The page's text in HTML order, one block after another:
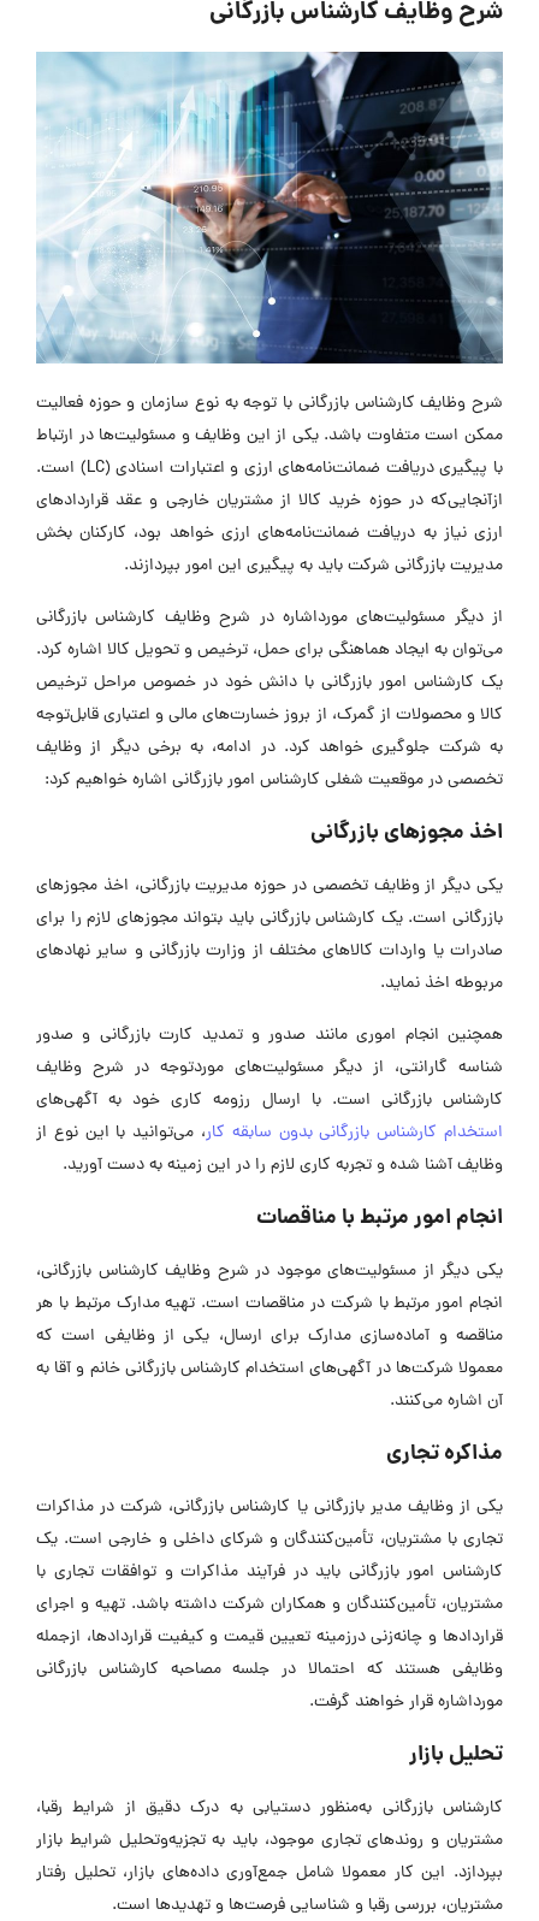
شرح وظایف کارشناس بازرگانی
شرح وظایف کارشناس بازرگانی با توجه به نوع سازمان و حوزه فعالیت
ممکن است متفاوت باشد. یکی از این وظایف و مسئولیت‌ها در ارتباط
با پیگیری دریافت ضمانت‌نامه‌های ارزی و اعتبارات اسنادی (LC) است.
ازآنجایی‌که در حوزه خرید کالا از مشتریان خارجی و عقد قراردادهای
ارزی نیاز به دریافت ضمانت‌نامه‌های ارزی خواهد بود، کارکنان بخش
مدیریت بازرگانی شرکت باید به پیگیری این امور بپردازند.
از دیگر مسئولیت‌های مورداشاره در شرح وظایف کارشناس بازرگانی
می‌توان به ایجاد هماهنگی برای حمل، ترخیص و تحویل کالا اشاره کرد.
یک کارشناس امور بازرگانی با دانش خود در خصوص مراحل ترخیص
کالا و محصولات از گمرک، از بروز خسارت‌های مالی و اعتباری قابل‌توجه
به شرکت‌ جلوگیری خواهد کرد. در ادامه، به برخی دیگر از وظایف
تخصصی در موقعیت شغلی کارشناس امور بازرگانی اشاره خواهیم کرد:
اخذ مجوزهای بازرگانی
یکی دیگر از وظایف تخصصی در حوزه مدیریت بازرگانی، اخذ مجوزهای
بازرگانی است. یک کارشناس بازرگانی باید بتواند مجوزهای لازم را برای
صادرات یا واردات کالاهای مختلف از وزارت بازرگانی و سایر نهادهای
مربوطه اخذ نماید.
همچنین انجام اموری مانند صدور و تمدید کارت بازرگانی و صدور
شناسه گارانتی، از دیگر مسئولیت‌های موردتوجه در شرح وظایف
کارشناس بازرگانی است. با ارسال رزومه کاری خود به آگهی‌های
استخدام کارشناس بازرگانی بدون سابقه کار، می‌توانید با این نوع از
وظایف آشنا شده و تجربه کاری لازم را در این زمینه به دست آورید.
انجام امور مرتبط با مناقصات
یکی دیگر از مسئولیت‌های موجود در شرح وظایف کارشناس بازرگانی،
انجام امور مرتبط با شرکت در مناقصات است. تهیه مدارک مرتبط با هر
مناقصه و آماده‌سازی مدارک برای ارسال، یکی از وظایفی است که
معمولا شرکت‌ها در آگهی‌های استخدام کارشناس بازرگانی خانم و آقا به
آن اشاره می‌کنند.
مذاکره تجاری
یکی از وظایف مدیر بازرگانی یا کارشناس بازرگانی، شرکت در مذاکرات
تجاری با مشتریان، تأمین‌کنندگان و شرکای داخلی و خارجی است. یک
کارشناس امور بازرگانی باید در فرآیند مذاکرات و توافقات تجاری با
مشتریان، تأمین‌کنندگان و همکاران شرکت داشته باشد. تهیه و اجرای
قراردادها و چانه‌زنی درزمینه تعیین قیمت و کیفیت قراردادها، ازجمله
وظایفی هستند که احتمالا در جلسه مصاحبه کارشناس بازرگانی
مورداشاره قرار خواهند گرفت.
تحلیل بازار
کارشناس بازرگانی به‌منظور دستیابی به درک دقیق از شرایط رقبا،
مشتریان و روندهای تجاری موجود، باید به تجزیه‌وتحلیل شرایط بازار
بپردازد. این کار معمولا شامل جمع‌آوری داده‌های بازار، تحلیل رفتار
مشتریان، بررسی رقبا و شناسایی فرصت‌ها و تهدیدها است.